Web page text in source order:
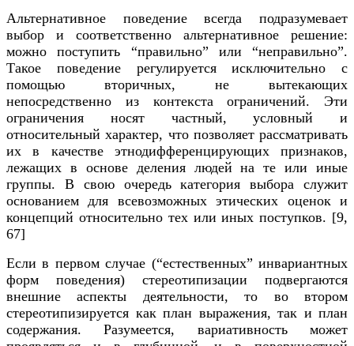
Альтернативное поведение всегда подразумевает
выбор и соответственно альтернативное решение:
можно поступить “правильно” или “неправильно”.
Такое поведение регулируется исключительно с
помощью вторичных, не вытекающих
непосредственно из контекста ограничений. Эти
ограничения носят частный, условный и
относительный характер, что позволяет рассматривать
их в качестве этнодифференцирующих признаков,
лежащих в основе деления людей на те или иные
группы. В свою очередь категория выбора служит
основанием для всевозможных этических оценок и
концепций относительно тех или иных поступков. [9,
67]
Если в первом случае (“естественных” инвариантных
форм поведения) стереотипизации подвергаются
внешние аспекты деятельности, то во втором
стереотипизируется как план выражения, так и план
содержания. Разумеется, вариативность может